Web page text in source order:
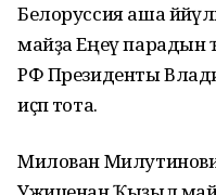
Белоруссия аша
майҙа Еңеү
РФ Президенты
иҫәп тота.
Милован